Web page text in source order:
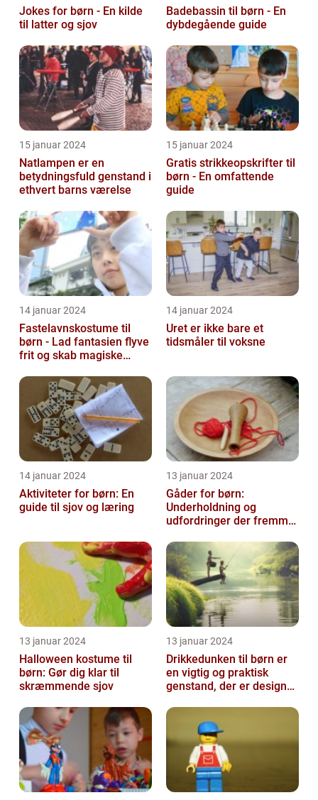
Jokes for børn - En kilde
til latter og sjov
Badebassin til børn - En
dybdegående guide
15 januar 2024
Natlampen er en
betydningsfuld genstand i
ethvert barns værelse
15 januar 2024
Gratis strikkeopskrifter til
børn - En omfattende
guide
14 januar 2024
Fastelavnskostume til
børn - Lad fantasien flyve
frit og skab magiske
14 januar 2024
Uret er ikke bare et
tidsmåler til voksne
14 januar 2024
Aktiviteter for børn: En
guide til sjov og læring
13 januar 2024
Gåder for børn:
Underholdning og
udfordringer der fremmer
13 januar 2024
Halloween kostume til
børn: Gør dig klar til
skræmmende sjov
13 januar 2024
Drikkedunken til børn er
en vigtig og praktisk
genstand, der er designet
...